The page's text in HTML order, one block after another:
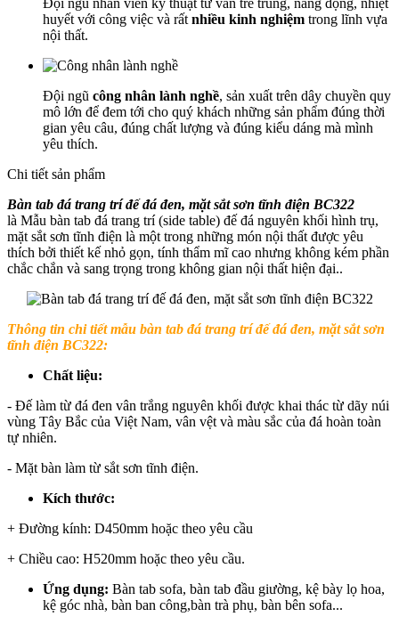
huyết với công việc và rất nhiều kinh nghiệm trong lĩnh vựa
nội thất.
Đội ngũ công nhân lành nghề, sản xuất trên dây chuyền quy
mô lớn để đem tới cho quý khách những sản phẩm đúng thời
gian yêu câu, đúng chất lượng và đúng kiểu dáng mà mình
yêu thích.
Chi tiết sản phẩm
Bàn tab đá trang trí đế đá đen, mặt sắt sơn tĩnh điện BC322
là Mẫu bàn tab đá trang trí (side table) đế đá nguyên khối hình trụ,
mặt sắt sơn tĩnh điện là một trong những món nội thất được yêu
thích bởi thiết kế nhỏ gọn, tính thẩm mĩ cao nhưng không kém phần
chắc chắn và sang trọng trong không gian nội thất hiện đại..
Thông tin chi tiết mẫu bàn tab đá trang trí đế đá đen, mặt sắt sơn
tĩnh điện BC322:
Chất liệu:
- Đế làm từ đá đen vân trắng nguyên khối được khai thác từ dãy núi
vùng Tây Bắc của Việt Nam, vân vệt và màu sắc của đá hoàn toàn
tự nhiên.
- Mặt bàn làm từ sắt sơn tĩnh điện.
Kích thước:
+ Đường kính: D450mm hoặc theo yêu cầu
+ Chiều cao: H520mm hoặc theo yêu cầu.
Ứng dụng: Bàn tab sofa, bàn tab đầu giường, kệ bày lọ hoa,
kệ góc nhà, bàn ban công,bàn trà phụ, bàn bên sofa...